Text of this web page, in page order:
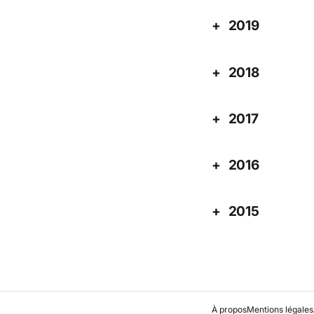
2019
2018
2017
2016
2015
À proposMentions légales